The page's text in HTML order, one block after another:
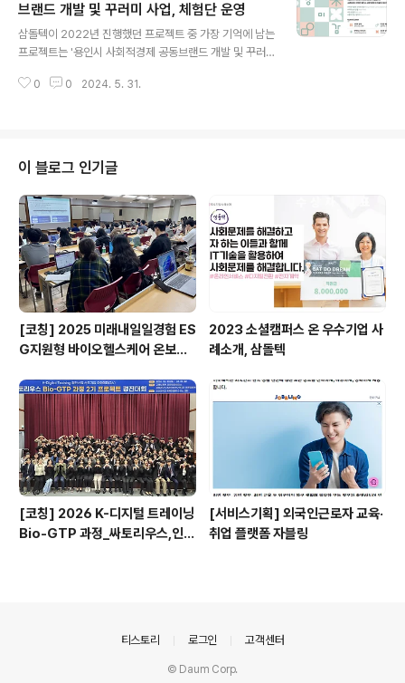
지원적합성, 제품적정성, 참여효과성을 중심으로 8개 기업
의 제품을 선정하였습니다. 선정된 안성시 사회적경제 기
업과 제품 이름을 소개합니다!번호기업명선정제품명1농업
트3마을도시락호미요미 아동간편식4디딤사회적협동조합
브랜드 개발 및 꾸러미 사업, 체험단 운영
삼돌텍이 2022년 진행했던 프로젝트 중 가장 기억에 남는
프로젝트는 '용인시 사회적경제 공동브랜드 개발 및 꾸러
된 금번 프로젝트에서 삼돌텍이 가장 중점을 두었던 부분
자 및 홍보물 디자인(사회적기업 생각나눔소와 협업), 시민
체험단 '사경미식단'의 모집과 운영, 체험단 전용 챗봇과 리
뷰 웹사이트(migambox.org) 제작과 운영을 삼돌텍이
맡았습니다. 챗봇을 통해 체험단과 소통하고, 웹사이트에
리뷰를 축적하고 검색최적화 작업을 했습니다. 디자인 부
분은 전문기업인 사회적기업 생각나눔소와..
0 0 2024. 5. 31.
이 블로그 인기글
[코칭] 2025 미래내일일경험 ES
G지원형 바이오헬스케어 온보딩
영재단
2023 소셜캠퍼스 온 우수기업 사
례소개, 삼돌텍
[코칭] 2026 K-디지털 트레이닝
Bio-GTP 과정_싸토리우스,인천
[서비스기획] 외국인근로자 교육·
취업 플랫폼 자블링
티스토리 로그인 고객센터
© Daum Corp.